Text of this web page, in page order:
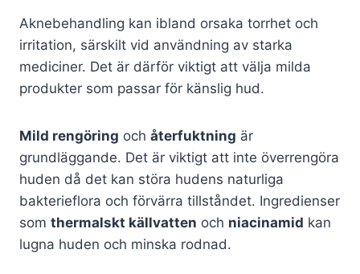
Aknebehandling kan ibland orsaka torrhet och
irritation, särskilt vid användning av starka
mediciner. Det är därför viktigt att välja milda
produkter som passar för känslig hud.
Mild rengöring och återfuktning är
grundläggande. Det är viktigt att inte överrengöra
huden då det kan störa hudens naturliga
bakterieflora och förvärra tillståndet. Ingredienser
som thermalskt källvatten och niacinamid kan
lugna huden och minska rodnad.